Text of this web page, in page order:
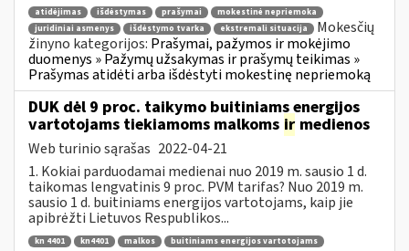
atidėjimas išdėstymas prašymai
mokestinė nepriemoka
juridiniai asmenys
išdėstymo tvarka ekstremali situacija
Mokesčių
žinyno kategorijos: Prašymai, pažymos ir mokėjimo
duomenys » Pažymų užsakymas ir prašymų teikimas »
Prašymas atidėti arba išdėstyti mokestinę nepriemoką
DUK dėl 9 proc. taikymo buitiniams energijos
vartotojams tiekiamoms malkoms ir medienos
Web turinio sąrašas 2022-04-21
1. Kokiai parduodamai medienai nuo 2019 m. sausio 1 d.
taikomas lengvatinis 9 proc. PVM tarifas? Nuo 2019 m.
sausio 1 d. buitiniams energijos vartotojams, kaip jie
apibrėžti Lietuvos Respublikos...
kn 4401 kn4401 malkos buitiniams energijos vartotojams